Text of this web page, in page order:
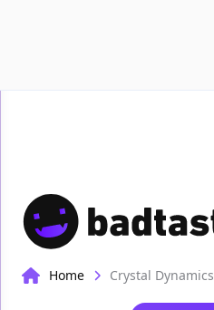
Home Crystal Dynamics